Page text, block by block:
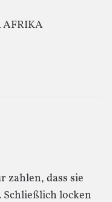
AFRIKA
zahlen, dass sie
Schließlich locken